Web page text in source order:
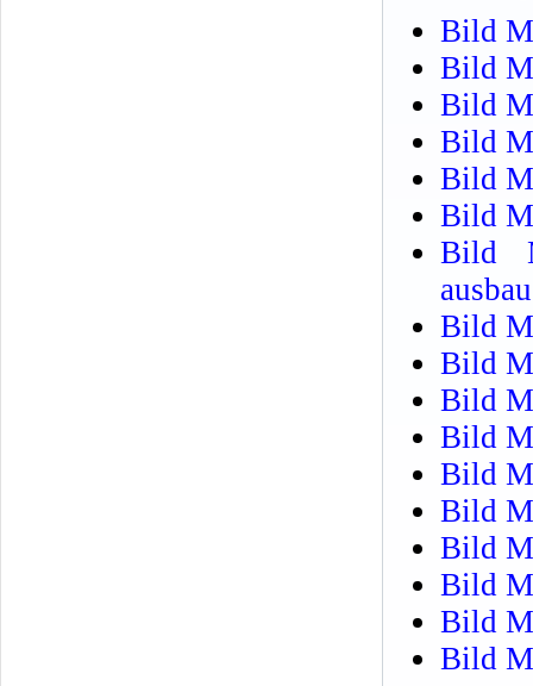
Bild
Bild M
Bild M
Bild M
Bild
Bild M
Bild
Bild M
Bild M
Bild M
Bild M
Bild M
Bild M
Bild M
Bild M
Bild
Bild